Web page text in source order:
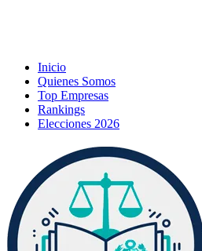
Inicio
Quienes Somos
Top Empresas
Rankings
Elecciones 2026